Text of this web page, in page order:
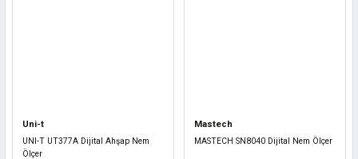
Uni-t
UNI-T UT377A Dijital Ahşap Nem
Ölçer
Mastech
MASTECH SN8040 Dijital Nem Ölçer